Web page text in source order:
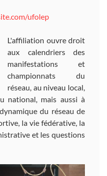
ufolep
L'affiliation ouvre droit
aux calendriers des
manifestations et
championnats du
réseau, au niveau local,
national, mais aussi à
du réseau de
la vie fédérative, la
et les questions